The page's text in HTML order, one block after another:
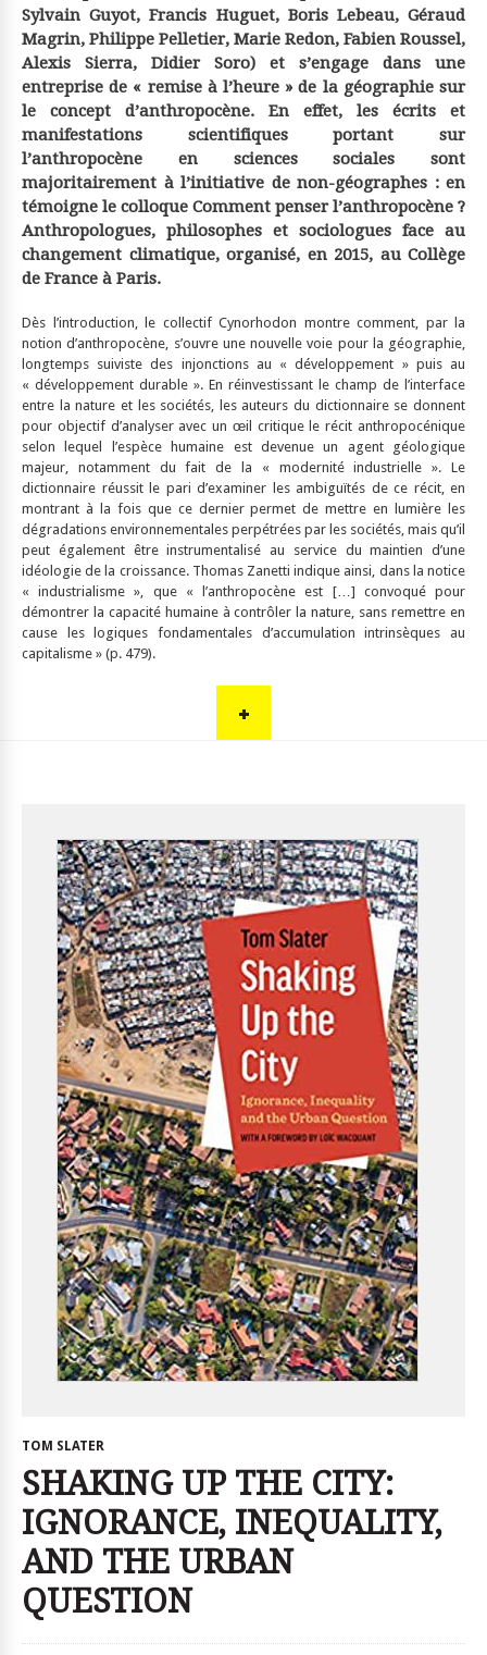
Sylvain Guyot, Francis Huguet, Boris Lebeau, Géraud
Magrin, Philippe Pelletier, Marie Redon, Fabien Roussel,
Alexis Sierra, Didier Soro) et s’engage dans une
entreprise de « remise à l’heure » de la géographie sur
le concept d’anthropocène. En effet, les écrits et
manifestations scientifiques portant sur
l’anthropocène en sciences sociales sont
majoritairement à l’initiative de non-géographes : en
témoigne le colloque Comment penser l’anthropocène ?
Anthropologues, philosophes et sociologues face au
changement climatique, organisé, en 2015, au Collège
de France à Paris.
Dès l’introduction, le collectif Cynorhodon montre comment, par la
notion d’anthropocène, s’ouvre une nouvelle voie pour la géographie,
longtemps suiviste des injonctions au « développement » puis au
« développement durable ». En réinvestissant le champ de l’interface
entre la nature et les sociétés, les auteurs du dictionnaire se donnent
pour objectif d’analyser avec un œil critique le récit anthropocénique
selon lequel l’espèce humaine est devenue un agent géologique
majeur, notamment du fait de la « modernité industrielle ». Le
dictionnaire réussit le pari d’examiner les ambiguïtés de ce récit, en
montrant à la fois que ce dernier permet de mettre en lumière les
dégradations environnementales perpétrées par les sociétés, mais qu’il
peut également être instrumentalisé au service du maintien d’une
idéologie de la croissance. Thomas Zanetti indique ainsi, dans la notice
« industrialisme », que «
l’anthropocène est […] convoqué pour
démontrer la capacité humaine à contrôler la nature, sans remettre en
cause les logiques fondamentales d’accumulation intrinsèques au
capitalisme » (p. 479).
TOM SLATER
SHAKING UP THE CITY:
IGNORANCE, INEQUALITY,
AND THE URBAN
QUESTION